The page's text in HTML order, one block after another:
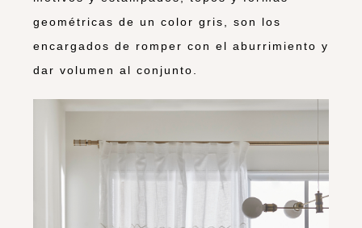
geométricas de un color gris, son los
encargados de romper con el aburrimiento y
dar volumen al conjunto.